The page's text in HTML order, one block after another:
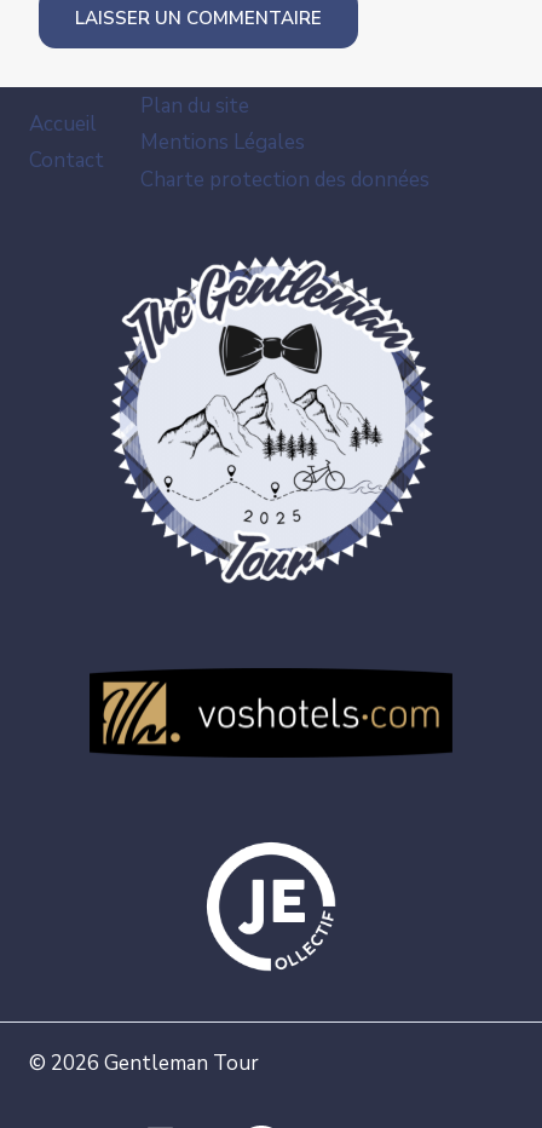
Accueil
Contact
Plan du site
Mentions Légales
Charte protection des données
© 2026 Gentleman Tour